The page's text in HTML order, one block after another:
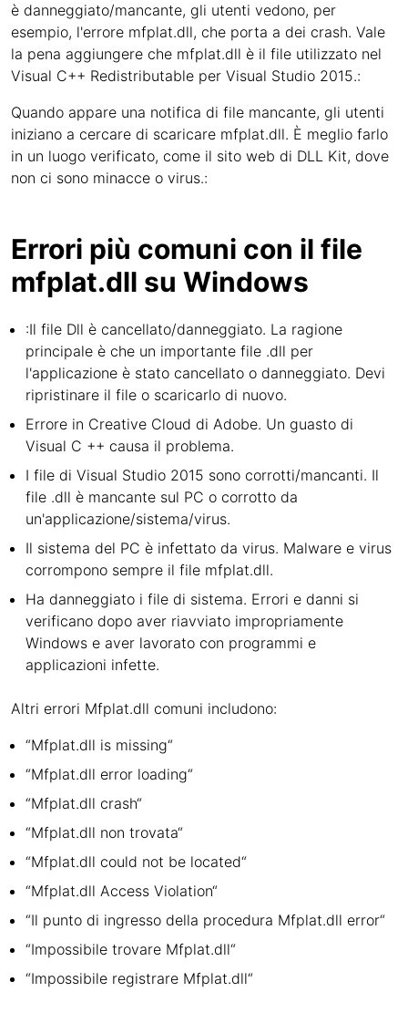
è danneggiato/mancante, gli utenti vedono, per
esempio, l'errore mfplat.dll, che porta a dei crash. Vale
la pena aggiungere che mfplat.dll è il file utilizzato nel
Visual C++ Redistributable per Visual Studio 2015.:
Quando appare una notifica di file mancante, gli utenti
iniziano a cercare di scaricare mfplat.dll. È meglio farlo
in un luogo verificato, come il sito web di DLL Kit, dove
non ci sono minacce o virus.:
Errori più comuni con il file
mfplat.dll su Windows
:Il file Dll è cancellato/danneggiato. La ragione
principale è che un importante file .dll per
l'applicazione è stato cancellato o danneggiato. Devi
ripristinare il file o scaricarlo di nuovo.
Errore in Creative Cloud di Adobe. Un guasto di
Visual C ++ causa il problema.
I file di Visual Studio 2015 sono corrotti/mancanti. Il
file .dll è mancante sul PC o corrotto da
un'applicazione/sistema/virus.
Il sistema del PC è infettato da virus. Malware e virus
corrompono sempre il file mfplat.dll.
Ha danneggiato i file di sistema. Errori e danni si
verificano dopo aver riavviato impropriamente
Windows e aver lavorato con programmi e
applicazioni infette.
Altri errori Mfplat.dll comuni includono:
“Mfplat.dll is missing“
“Mfplat.dll error loading“
“Mfplat.dll crash“
“Mfplat.dll non trovata“
“Mfplat.dll could not be located“
“Mfplat.dll Access Violation“
“Il punto di ingresso della procedura Mfplat.dll error“
“Impossibile trovare Mfplat.dll“
“Impossibile registrare Mfplat.dll“